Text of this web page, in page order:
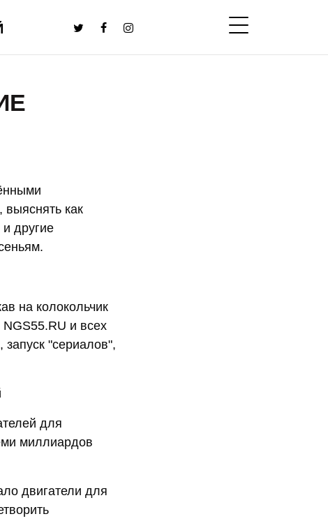
выяснять как
другие
на колокольчик
NGS55.RU и всех
"сериалов",
для
миллиардов
двигатели для